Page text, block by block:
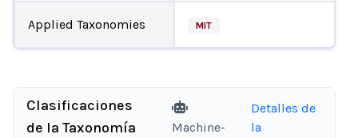
Applied Taxonomies MIT
Clasificaciones
de la Taxonomía
Machine-
Detalles de
la